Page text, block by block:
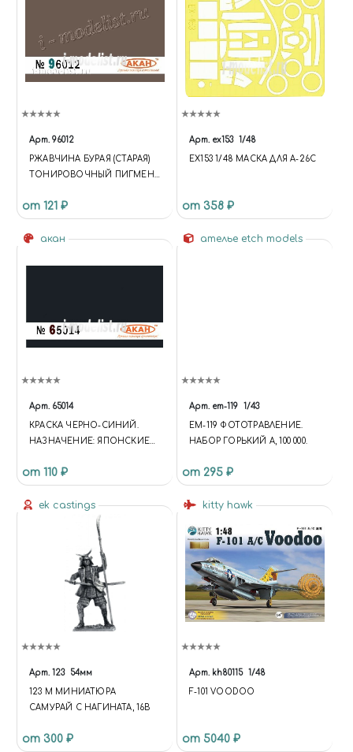
Арт. 96012
РЖАВЧИНА БУРАЯ (СТАРАЯ)
ТОНИРОВОЧНЫЙ ПИГМЕНТ
от 121 ₽
Арт. ex153 1/48
EX153 1/48 МАСКА ДЛЯ A-26C
от 358 ₽
акан
Арт. 65014
КРАСКА ЧЕРНО-СИНИЙ.
НАЗНАЧЕНИЕ: ЯПОНСКИЕ
БОМБАРДИРОВЩИКИ
от 110 ₽
ателье etch models
Арт. em-119 1/43
EM-119 ФОТОТРАВЛЕНИЕ.
НАБОР ГОРЬКИЙ А, 100 000.
от 295 ₽
ek castings
Арт. 123 54мм
123 M МИНИАТЮРА
САМУРАЙ С НАГИНАТА, 16В
от 300 ₽
kitty hawk
Арт. kh80115 1/48
F-101 VOODOO
от 5040 ₽